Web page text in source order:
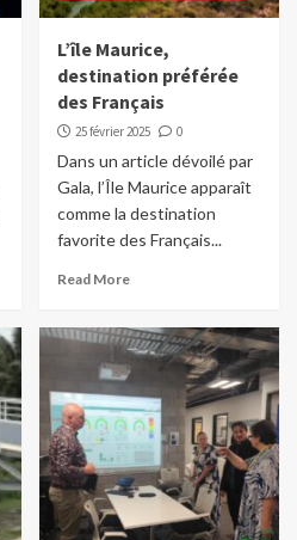
L’île Maurice,
destination préférée
des Français
25 février 2025 0
Dans un article dévoilé par
Gala, l’Île Maurice apparaît
comme la destination
favorite des Français...
Read More